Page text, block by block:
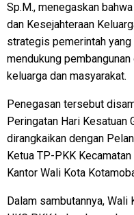
Sp.M., menegaskan
dan Kesejahteraan
strategis pemerintah
mendukung
keluarga dan masyarakat.
Penegasan tersebut
Peringatan Hari Kesatuan
dirangkaikan dengan
Ketua TP-PKK
Kantor Wali Kota
Dalam sambutannya, Wali